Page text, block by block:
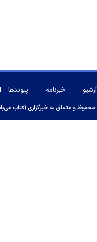
آرشیو خبرنامه پیوندها
و متعلق به خبرگزاری آفتاب